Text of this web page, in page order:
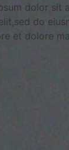
dolor sit
do
et dolore